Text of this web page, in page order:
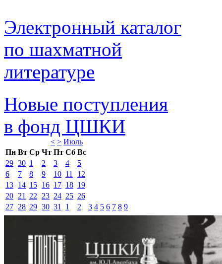
Электронный каталог
по шахматной
литературе
Новые поступления
в фонд ЦШКИ
< > Июль
Пн Вт Ср Чт Пт Сб Вс
29 30 1 2 3 4
5
6
7 8 9 10 11
12
13 14 15 16 17 18 19
20 21 22 23 24 25 26
27 28 29 30 31 1 2 3 4 5 6 7 8 9